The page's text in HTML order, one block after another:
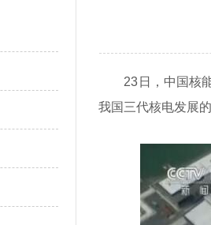
23日，中国核
我国三代核电发展